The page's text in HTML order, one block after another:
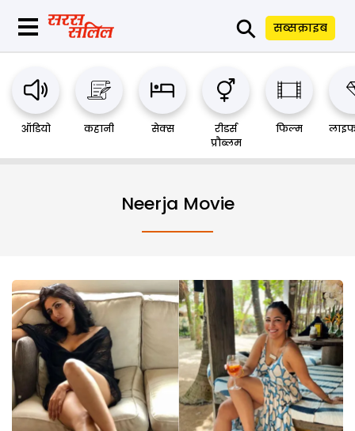
⚲ सब्सक्राइब
ऑडियो कहानी सेक्स
रीडर्स
प्रौब्लम
फिल्म
Neerja Movie